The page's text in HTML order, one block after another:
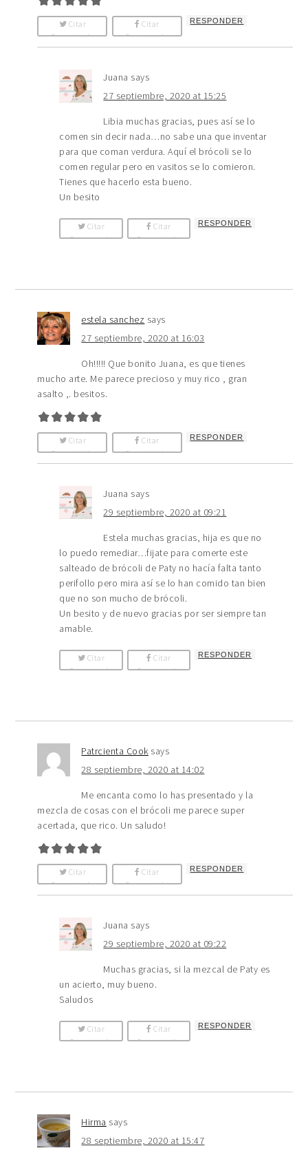
Citar
Comentario
Citar
Comentario
RESPONDER
Juana says
27 septiembre, 2020 at 15:25
Libia muchas gracias, pues así se lo
comen sin decir nada…no sabe una que inventar
para que coman verdura. Aquí el brócoli se lo
comen regular pero en vasitos se lo comieron.
Tienes que hacerlo esta bueno.
Un besito
Citar
Comentario
Citar
Comentario
RESPONDER
estela sanchez says
27 septiembre, 2020 at 16:03
Oh!!!!! Que bonito Juana, es que tienes
mucho arte. Me parece precioso y muy rico , gran
asalto ,. besitos.
Citar
Comentario
Citar
Comentario
RESPONDER
Juana says
29 septiembre, 2020 at 09:21
Estela muchas gracias, hija es que no
lo puedo remediar…fijate para comerte este
salteado de brócoli de Paty no hacía falta tanto
perifollo pero mira así se lo han comido tan bien
que no son mucho de brócoli.
Un besito y de nuevo gracias por ser siempre tan
amable.
Citar
Comentario
Citar
Comentario
RESPONDER
Patrcienta Cook says
28 septiembre, 2020 at 14:02
Me encanta como lo has presentado y la
mezcla de cosas con el brócoli me parece super
acertada, que rico. Un saludo!
Citar
Comentario
Citar
Comentario
RESPONDER
Juana says
29 septiembre, 2020 at 09:22
Muchas gracias, si la mezcal de Paty es
un acierto, muy bueno.
Saludos
Citar
Comentario
Citar
Comentario
RESPONDER
Hirma says
28 septiembre, 2020 at 15:47